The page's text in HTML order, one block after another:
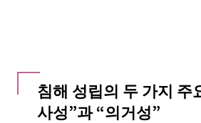
침해 성립의 두 가지 주
사성”과 “의거성”